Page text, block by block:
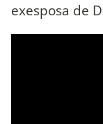
exesposa de